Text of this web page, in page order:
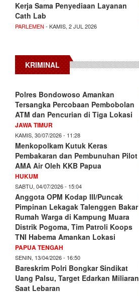
Kerja Sama Penyediaan Layanan
Cath Lab
PARLEMEN - KAMIS, 2 JUL 2026
KRIMINAL
Polres Bondowoso Amankan
Tersangka Percobaan Pembobolan
ATM dan Pencurian di Tiga Lokasi
JAWA TIMUR
KAMIS, 30/07/2026 - 11:28
Menkopolkam Kutuk Keras
Pembakaran dan Pembunuhan Pilot
AMA Air Oleh KKB Papua
HUKUM
SABTU, 04/07/2026 - 15:04
Anggota OPM Kodap III/Puncak
Pimpinan Lekagak Talenggen Bakar
Rumah Warga di Kampung Muara
Distrik Pogoma, Tim Patroli Koops
TNI Habema Amankan Lokasi
PAPUA TENGAH
SENIN, 13/04/2026 - 16:50
Bareskrim Polri Bongkar Sindikat
Uang Palsu, Target Edarkan Miliaran
Saat Lebaran